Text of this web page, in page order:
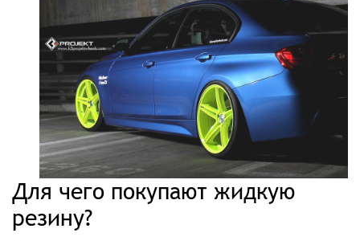
Для чего покупают жидкую
резину?